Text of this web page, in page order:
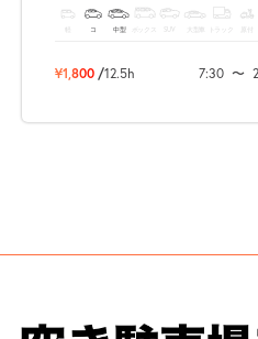
軽 コ 中型 ボックス SUV 大型車 トラック
¥1,800 /12.5h 7:30 〜